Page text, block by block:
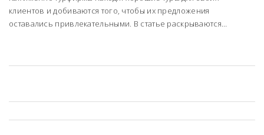
клиентов и добиваются того, чтобы их предложения
оставались привлекательными. В статье раскрываются